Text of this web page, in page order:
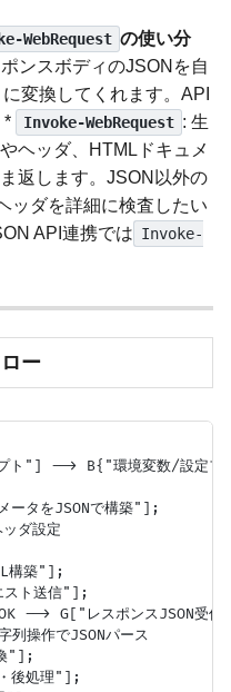
WebRequest の使い分
ンスボディのJSONを自
変換してくれます。API
*
Invoke-WebRequest : 生
ヘッダ、HTMLドキュメ
返します。JSON以外の
ッダを詳細に検査したい
API連携では Invoke-
ー
"] --> B{"環境変数/設定フ
ータをJSONで構築"];
ダ設定
構築"];
ト送信"];
--> G["レスポンスJSON受信
操作でJSONパース
"];
後処理"];